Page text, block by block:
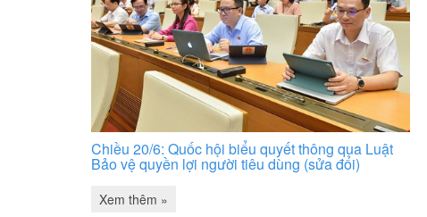
Chiều 20/6: Quốc hội biểu quyết thông qua Luật
Bảo vệ quyền lợi người tiêu dùng (sửa đổi)
Xem thêm »